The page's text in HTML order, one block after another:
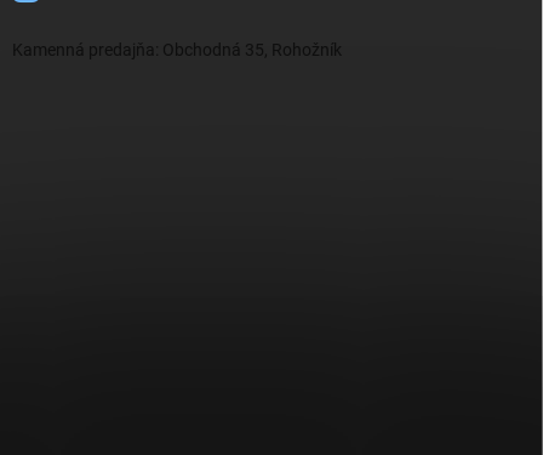
Kamenná predajňa: Obchodná 35, Rohožník